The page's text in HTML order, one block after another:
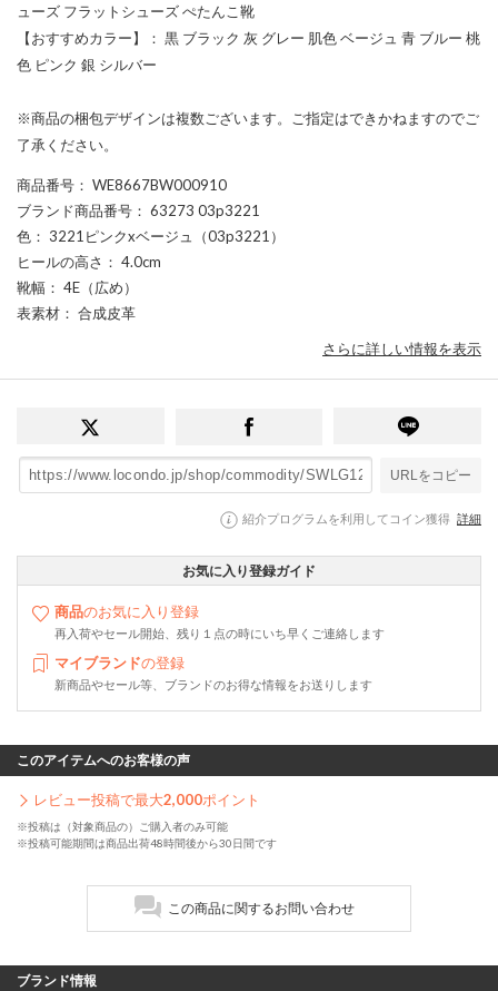
ューズ フラットシューズ ぺたんこ靴
【おすすめカラー】： 黒 ブラック 灰 グレー 肌色 ベージュ 青 ブルー 桃
色 ピンク 銀 シルバー
※商品の梱包デザインは複数ございます。ご指定はできかねますのでご
了承ください。
商品番号 ： WE8667BW000910
ブランド商品番号 ： 63273 03p3221
色 ： 3221ピンクxベージュ（03p3221）
ヒールの高さ ： 4.0cm
靴幅 ： 4E（広め）
表素材 ： 合成皮革
さらに詳しい情報を表示
URLをコピー
紹介プログラムを利用してコイン獲得 詳細
お気に入り登録ガイド
商品のお気に入り登録
再入荷やセール開始、残り１点の時にいち早くご連絡します
マイブランドの登録
新商品やセール等、ブランドのお得な情報をお送りします
このアイテムへのお客様の声
レビュー投稿で最大2,000ポイント
※投稿は（対象商品の）ご購入者のみ可能
※投稿可能期間は商品出荷48時間後から30日間です
この商品に関するお問い合わせ
ブランド情報